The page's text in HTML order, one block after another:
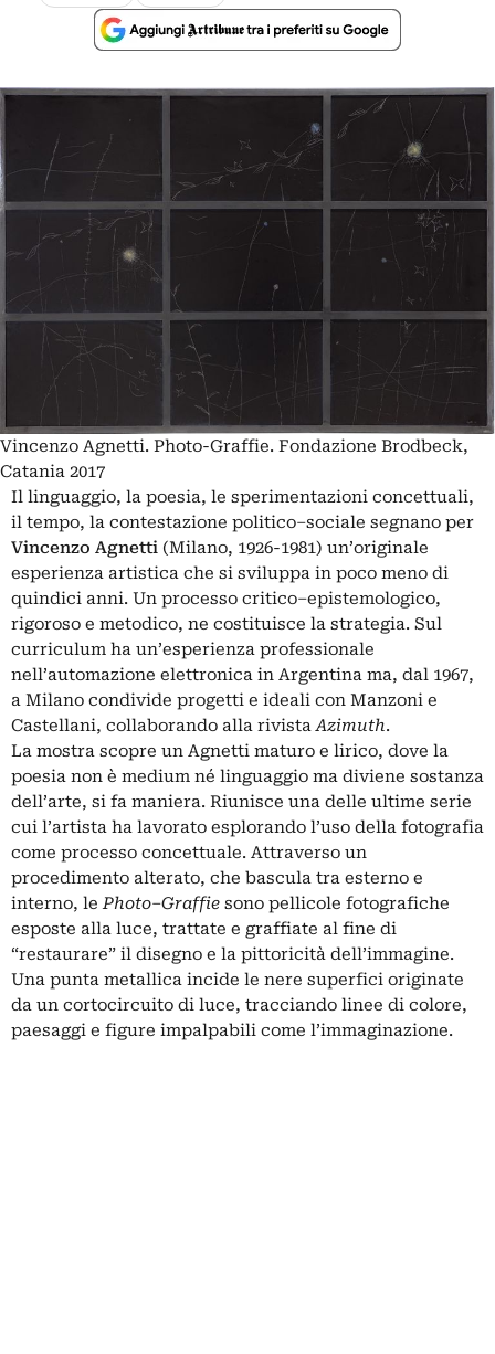
Vincenzo Agnetti. Photo-Graffie. Fondazione Brodbeck,
Catania 2017
Il linguaggio, la poesia, le sperimentazioni concettuali,
il tempo, la contestazione politico–sociale segnano per
Vincenzo Agnetti (Milano, 1926-1981) un’originale
esperienza artistica che si sviluppa in poco meno di
quindici anni. Un processo critico–epistemologico,
rigoroso e metodico, ne costituisce la strategia. Sul
curriculum ha un’esperienza professionale
nell’automazione elettronica in Argentina ma, dal 1967,
a Milano condivide progetti e ideali con Manzoni e
Castellani, collaborando alla rivistaAzimuth.
La mostra scopre un Agnetti maturo e lirico, dove la
poesia non è medium né linguaggio ma diviene sostanza
dell’arte, si fa maniera. Riunisce una delle ultime serie
cui l’artista ha lavorato esplorando l’uso della fotografia
come processo concettuale. Attraverso un
procedimento alterato, che bascula tra esterno e
interno, lePhoto–Graffie sono pellicole fotografiche
esposte alla luce, trattate e graffiate al fine di
“restaurare” il disegno e la pittoricità dell’immagine.
Una punta metallica incide le nere superfici originate
da un cortocircuito di luce, tracciando linee di colore,
paesaggi e figure impalpabili come l’immaginazione.